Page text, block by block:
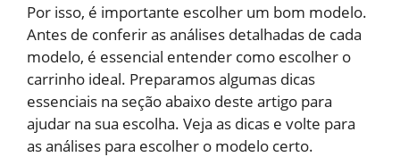
Por isso, é importante escolher um bom modelo.
Antes de conferir as análises detalhadas de cada
modelo, é essencial entender como escolher o
carrinho ideal. Preparamos algumas dicas
essenciais na seção abaixo deste artigo para
ajudar na sua escolha. Veja as dicas e volte para
as análises para escolher o modelo certo.